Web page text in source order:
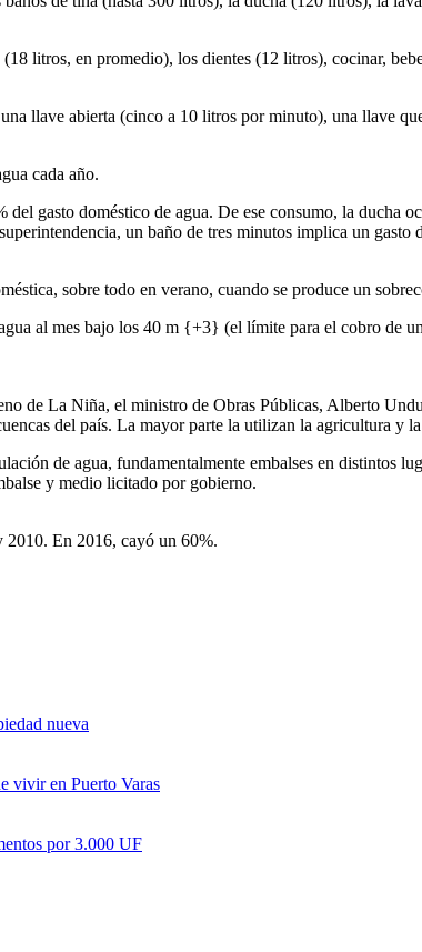
litros, en promedio), los dientes (12 litros), cocinar,
llave abierta (cinco a 10 litros por minuto), una llave
cada año.
gasto doméstico de agua. De ese consumo, la ducha
un baño de tres minutos implica un
sobre todo en verano, cuando se produce un
al mes bajo los 40 m {+3} (el límite para el cobro de
de La Niña, el ministro de Obras Públicas, Alberto
del país. La mayor parte la utilizan la agricultura y
de agua, fundamentalmente embalses en distintos
y medio licitado por gobierno.
2010. En 2016, cayó un 60%.
nueva
vivir en Puerto Varas
por 3.000 UF